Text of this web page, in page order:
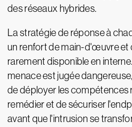
des réseaux hybrides.
La stratégie de réponse à
un renfort de main-d'œuvre et
rarement disponible en
menace est jugée
de déployer les compétences
remédier et de sécuriser
avant que l'intrusion se